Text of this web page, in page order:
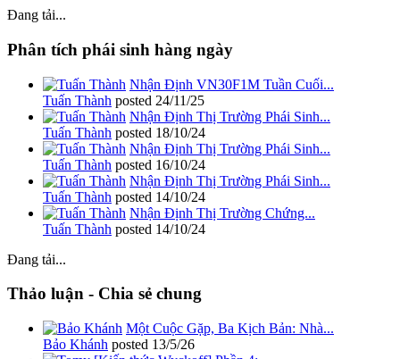
Đang tải...
Phân tích phái sinh hàng ngày
Nhận Định VN30F1M Tuần Cuối...
Tuấn Thành posted 24/11/25
Nhận Định Thị Trường Phái Sinh...
Tuấn Thành posted 18/10/24
Nhận Định Thị Trường Phái Sinh...
Tuấn Thành posted 16/10/24
Nhận Định Thị Trường Phái Sinh...
Tuấn Thành posted 14/10/24
Nhận Định Thị Trường Chứng...
Tuấn Thành posted 14/10/24
Đang tải...
Thảo luận - Chia sẻ chung
Một Cuộc Gặp, Ba Kịch Bản: Nhà...
Bảo Khánh posted 13/5/26